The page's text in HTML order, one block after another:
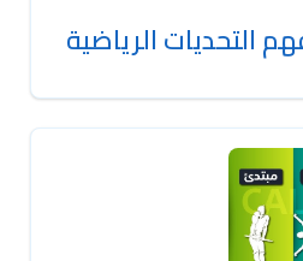
التحديات الرياضية